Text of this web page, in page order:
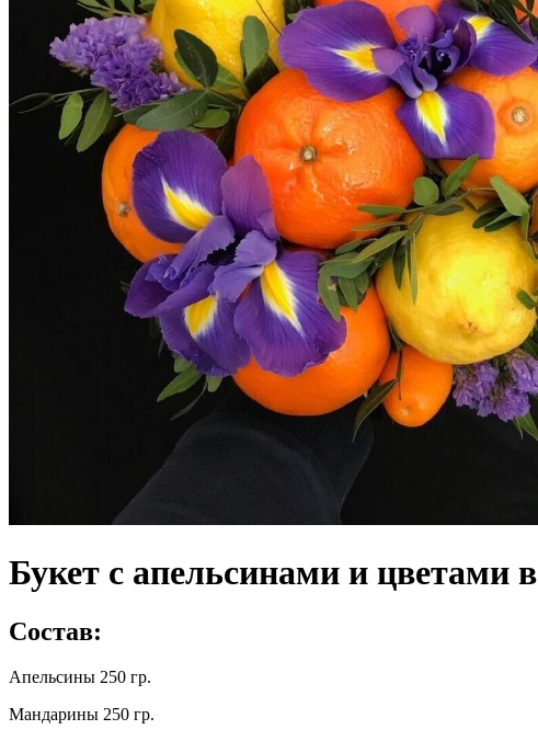
Букет с апельсинами и цветами
Состав:
Апельсины 250 гр.
Мандарины 250 гр.